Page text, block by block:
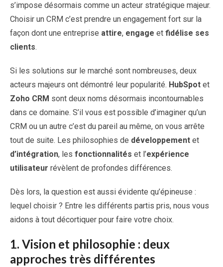
s’impose désormais comme un acteur stratégique majeur.
Choisir un CRM c’est prendre un engagement fort sur la
façon dont une entreprise attire, engage et fidélise ses
clients.
Si les solutions sur le marché sont nombreuses, deux
acteurs majeurs ont démontré leur popularité. HubSpot et
Zoho CRM sont deux noms désormais incontournables
dans ce domaine. S’il vous est possible d’imaginer qu’un
CRM ou un autre c’est du pareil au même, on vous arrête
tout de suite. Les philosophies de développement et
d’intégration, les fonctionnalités et l’expérience
utilisateur révèlent de profondes différences.
Dès lors, la question est aussi évidente qu’épineuse :
lequel choisir ? Entre les différents partis pris, nous vous
aidons à tout décortiquer pour faire votre choix.
1. Vision et philosophie : deux
approches très différentes